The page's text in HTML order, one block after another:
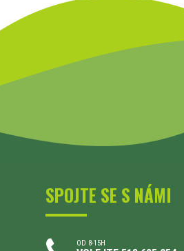
SPOJTE SE S NÁMI
OD 8-15H